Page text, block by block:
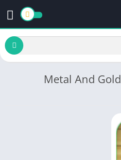
ضع الكلمة المناسبة: Metal And Gold